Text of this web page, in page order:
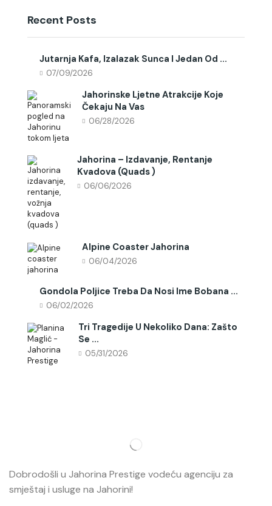
Recent Posts
Jutarnja Kafa, Izalazak Sunca I Jedan Od ...
07/09/2026
Jahorinske Ljetne Atrakcije Koje
Čekaju Na Vas
06/28/2026
Jahorina – Izdavanje, Rentanje
Kvadova (quads )
06/06/2026
Alpine Coaster Jahorina
06/04/2026
Gondola Poljice Treba Da Nosi Ime Bobana ...
06/02/2026
Tri Tragedije U Nekoliko Dana: Zašto
Se ...
05/31/2026
Dobrodošli u Jahorina Prestige vodeću agenciju za
smještaj i usluge na Jahorini!